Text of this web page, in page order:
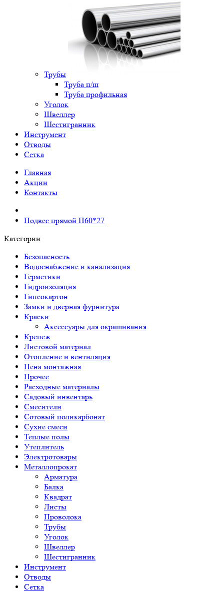
Трубы
Труба п/ш
Труба профильная
Уголок
Швеллер
Шестигранник
Инструмент
Отводы
Сетка
Главная
Акции
Контакты
Подвес прямой П60*27
Категории
Безопасность
Водоснабжение и канализация
Герметики
Гидроизоляция
Гипсокартон
Замки и дверная фурнитура
Краски
Аксессуары для окрашивания
Крепеж
Листовой материал
Отопление и вентиляция
Пена монтажная
Прочее
Расходные материалы
Садовый инвентарь
Смесители
Сотовый поликарбонат
Сухие смеси
Теплые полы
Утеплитель
Электротовары
Металлопрокат
Арматура
Балка
Квадрат
Листы
Проволока
Трубы
Уголок
Швеллер
Шестигранник
Инструмент
Отводы
Сетка